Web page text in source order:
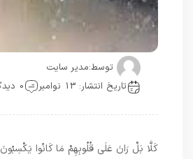
توسط:مدیر سایت
تاریخ انتشار: 13 نوامبر
0 دیدگاه
كَلَّا بَلْ رَانَ عَلَى قُلُوبِهِمْ مَا كَانُوا يَكْسِبُونَ